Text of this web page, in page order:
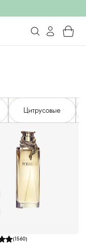
Цитрусовые
(1560)